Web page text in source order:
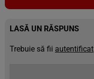
LASĂ UN RĂSPUNS
Trebuie să fii autentificat